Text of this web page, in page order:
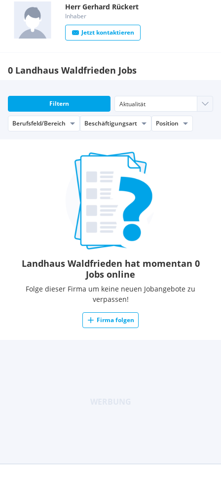
Herr Gerhard Rückert
Inhaber
Jetzt kontaktieren
0 Landhaus Waldfrieden Jobs
Filtern
Berufsfeld/Bereich Beschäftigungsart Position
Landhaus Waldfrieden hat momentan 0
Jobs online
Folge dieser Firma um keine neuen Jobangebote zu
verpassen!
Firma folgen